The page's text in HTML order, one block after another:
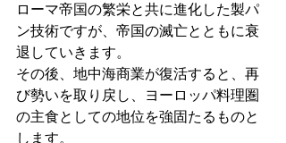
ローマ帝国の繁栄と共に進化した製パ
ン技術ですが、帝国の滅亡とともに衰
退していきます。
その後、地中海商業が復活すると、再
び勢いを取り戻し、ヨーロッパ料理圏
の主食としての地位を強固たるものと
します。